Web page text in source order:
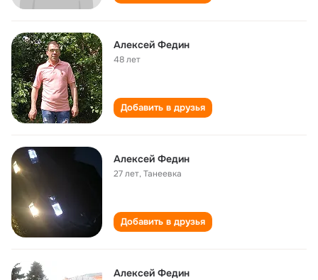
Алексей Федин
48 лет
Добавить в друзья
Алексей Федин
27 лет,Танеевка
Добавить в друзья
Алексей Федин